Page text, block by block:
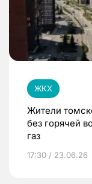
ЖКХ
Жители
без горячей
газ
17:30 / 23.06.26